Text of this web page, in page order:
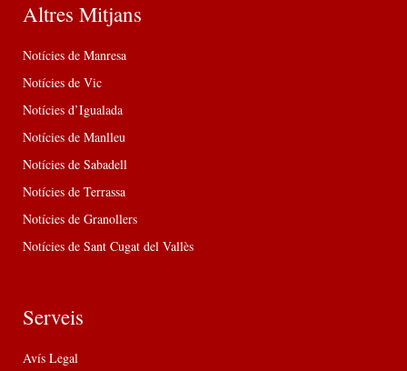
Altres Mitjans
Notícies de Manresa
Notícies de Vic
Notícies d’Igualada
Notícies de Manlleu
Notícies de Sabadell
Notícies de Terrassa
Notícies de Granollers
Notícies de Sant Cugat del Vallès
Serveis
Avís Legal